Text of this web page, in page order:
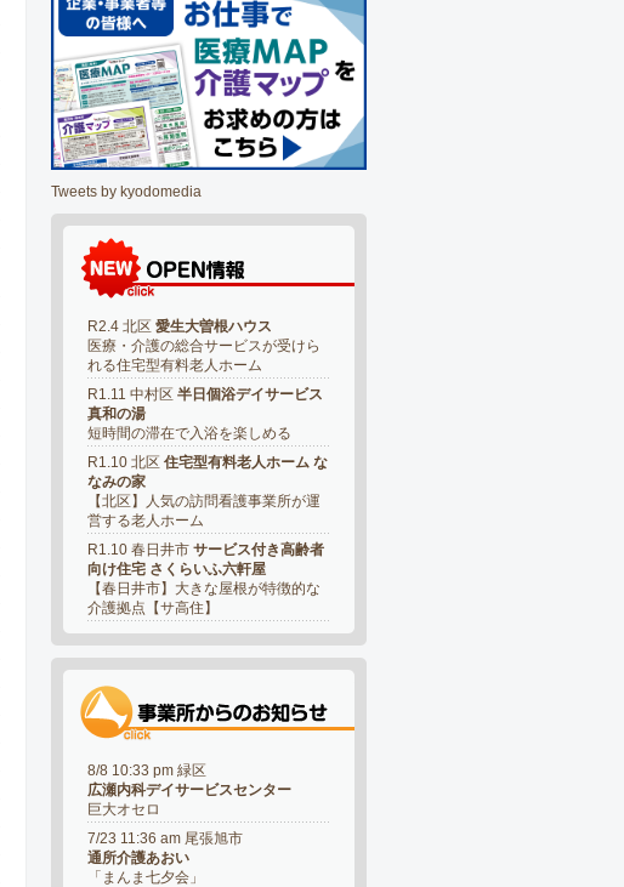
Tweets by kyodomedia
R2.4 北区 愛生大曽根ハウス
医療・介護の総合サービスが受けら
れる住宅型有料老人ホーム
R1.11 中村区 半日個浴デイサービス
真和の湯
短時間の滞在で入浴を楽しめる
R1.10 北区 住宅型有料老人ホーム な
なみの家
【北区】人気の訪問看護事業所が運
営する老人ホーム
R1.10 春日井市 サービス付き高齢者
向け住宅 さくらいふ六軒屋
【春日井市】大きな屋根が特徴的な
介護拠点【サ高住】
8/8 10:33 pm 緑区
広瀬内科デイサービスセンター
巨大オセロ
7/23 11:36 am 尾張旭市
通所介護あおい
「まんま七夕会」